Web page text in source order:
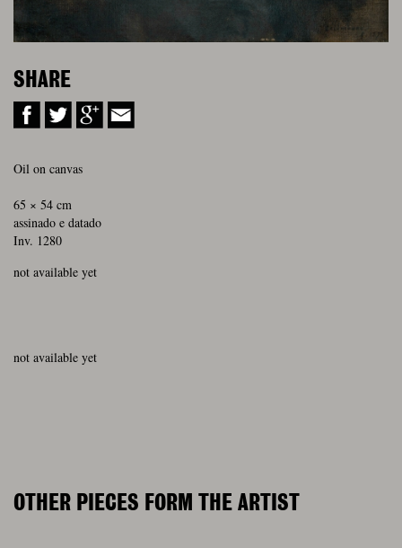
SHARE
Oil on canvas
65 × 54 cm
assinado e datado
Inv. 1280
not available yet
not available yet
OTHER PIECES FORM THE ARTIST